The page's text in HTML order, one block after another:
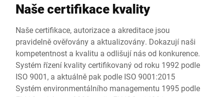
Naše certifikace kvality
Naše certifikace, autorizace a akreditace jsou
pravidelně ověřovány a aktualizovány. Dokazují naši
kompetentnost a kvalitu a odlišují nás od konkurence.
Systém řízení kvality certifikovaný od roku 1992 podle
ISO 9001, a aktuálně pak podle ISO 9001:2015
Systém environmentálního managementu 1995 podle